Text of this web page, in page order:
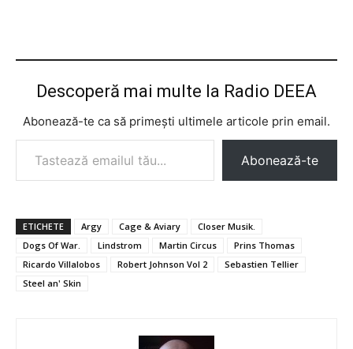
Descoperă mai multe la Radio DEEA
Abonează-te ca să primești ultimele articole prin email.
Tastează emailul tău...
Abonează-te
ETICHETE Argy Cage & Aviary
Closer Musik.
Dogs Of War.
Lindstrom Martin Circus
Prins Thomas
Ricardo Villalobos
Robert Johnson Vol 2
Sebastien Tellier
Steel an' Skin